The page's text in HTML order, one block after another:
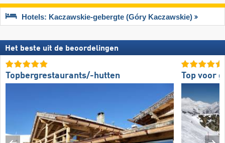
Hotels: Kaczawskie-gebergte (Góry Kaczawskie)
Het beste uit de beoordelingen
Topbergrestaurants/-hutten Top voor